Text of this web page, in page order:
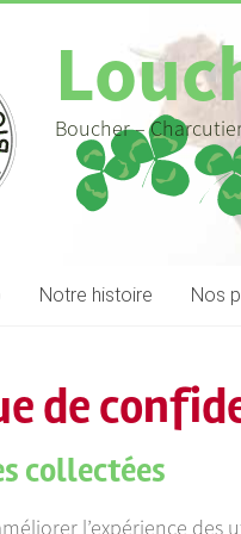
Boucher –
Notre histoire Nos
de
collectées
l’expérience des